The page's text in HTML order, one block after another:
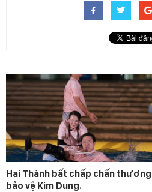
Hai Thành bất chấp chấn thương
bảo vệ Kim Dung.